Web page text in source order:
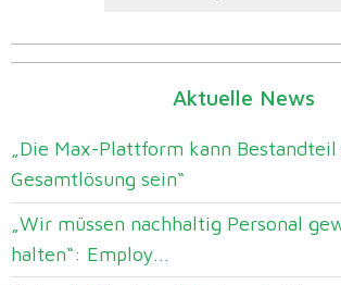
Aktuelle News
„Die Max-Plattform kann
Gesamtlösung sein“
„Wir müssen nachhaltig Personal
halten“: Employ...